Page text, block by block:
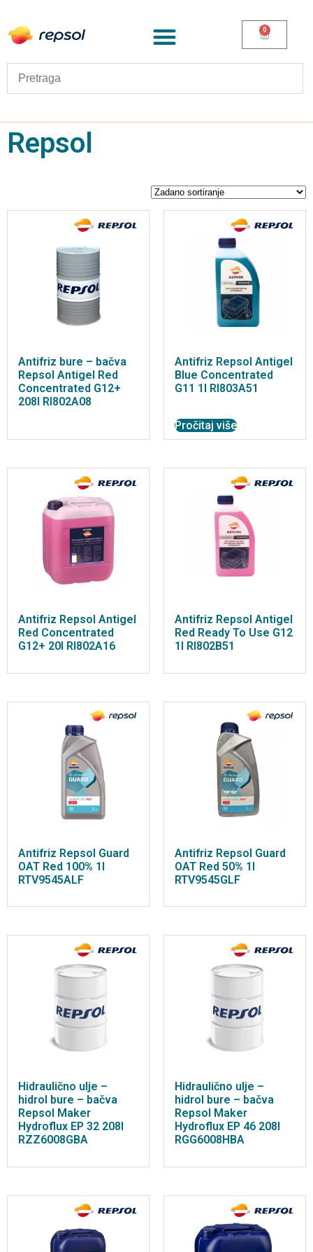
0
Repsol
Antifriz bure – bačva
Repsol Antigel Red
Concentrated G12+
208l RI802A08
Antifriz Repsol Antigel
Blue Concentrated
G11 1l RI803A51
Pročitaj više
Antifriz Repsol Antigel
Red Concentrated
G12+ 20l RI802A16
Antifriz Repsol Antigel
Red Ready To Use G12
1l RI802B51
Antifriz Repsol Guard
OAT Red 100% 1l
RTV9545ALF
Antifriz Repsol Guard
OAT Red 50% 1l
RTV9545GLF
Hidraulično ulje –
hidrol bure – bačva
Repsol Maker
Hydroflux EP 32 208l
RZZ6008GBA
Hidraulično ulje –
hidrol bure – bačva
Repsol Maker
Hydroflux EP 46 208l
RGG6008HBA